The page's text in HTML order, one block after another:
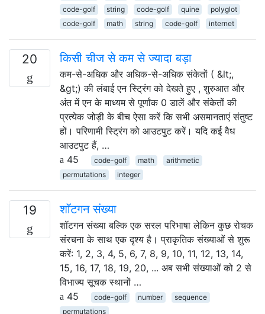
code-golf
string code-golf quine
polyglot
code-golf
math string code-golf internet
20 किसी चीज से कम से ज्यादा बड़ा
कम-से-अधिक और अधिक-से-अधिक संकेतों ( &lt;,
&gt;) की लंबाई एन स्ट्रिंग को देखते हुए , शुरुआत और
अंत में एन के माध्यम से पूर्णांक 0 डालें और संकेतों की
प्रत्येक जोड़ी के बीच ऐसा करें कि सभी असमानताएं संतुष्ट
हों। परिणामी स्ट्रिंग को आउटपुट करें। यदि कई वैध
आउटपुट हैं, …
45
code-golf math
arithmetic
permutations
integer
19 शॉटगन संख्या
शॉटगन संख्या बल्कि एक सरल परिभाषा लेकिन कुछ रोचक
संरचना के साथ एक दृश्य है। प्राकृतिक संख्याओं से शुरू
करें: 1, 2, 3, 4, 5, 6, 7, 8, 9, 10, 11, 12, 13, 14,
15, 16, 17, 18, 19, 20, ... अब सभी संख्याओं को 2 से
विभाज्य सूचक स्थानों …
45
code-golf number
sequence
permutations